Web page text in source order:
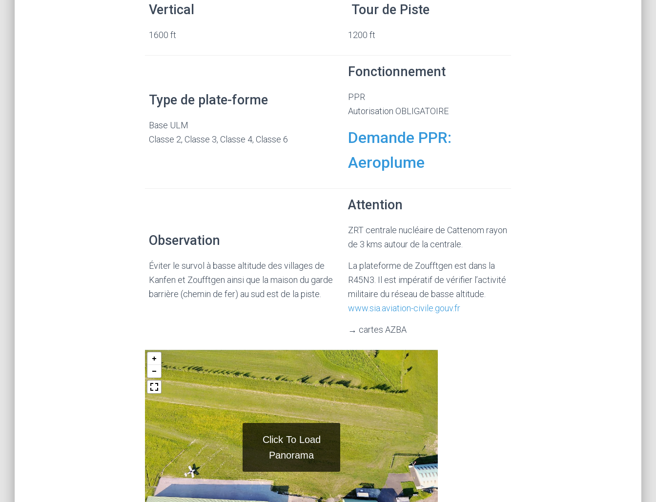
Vertical
1600 ft
Tour de Piste
1200 ft
Type de plate-forme
Base ULM
Classe 2, Classe 3, Classe 4, Classe 6
Fonctionnement
PPR
Autorisation OBLIGATOIRE
Demande PPR:
Aeroplume
Observation
Éviter le survol à basse altitude des villages de
Kanfen et Zoufftgen ainsi que la maison du garde
barrière (chemin de fer) au sud est de la piste.
Attention
ZRT centrale nucléaire de Cattenom rayon
de 3 kms autour de la centrale.
La plateforme de Zoufftgen est dans la
R45N3. Il est impératif de vérifier l’activité
militaire du réseau de basse altitude.
www.sia.aviation-civile.gouv.fr
→ cartes AZBA
Click To Load
Panorama